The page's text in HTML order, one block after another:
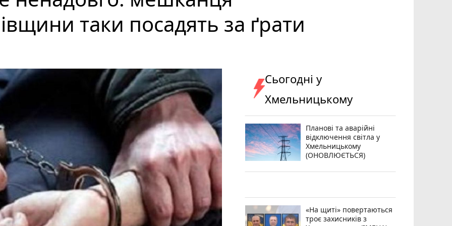
таки посадять за ґрати
Сьогодні у
Хмельницькому
Планові та аварійні
відключення світла у
Хмельницькому
(ОНОВЛЮЄТЬСЯ)
«На щиті» повертаються
троє захисників з